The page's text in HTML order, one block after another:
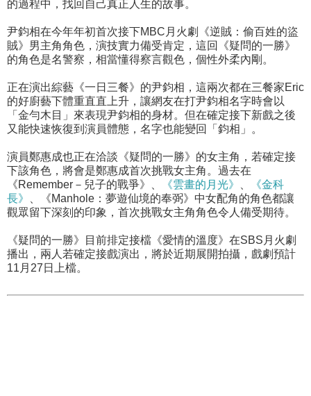
的過程中，找回自己真正人生的故事。
尹鈞相在今年年初首次接下MBC月火劇《逆賊：偷百姓的盜
賊》男主角角色，演技實力備受肯定，這回《疑問的一勝》
的角色是名警察，相當懂得察言觀色，個性外柔內剛。
正在演出綜藝《一日三餐》的尹鈞相，這兩次都在三餐家Eric
的好廚藝下體重直直上升，讓網友在打尹鈞相名字時會以
「金勻木目」來表現尹鈞相的身材。但在確定接下新戲之後
又能快速恢復到演員體態，名字也能變回「鈞相」。
演員鄭惠成也正在洽談《疑問的一勝》的女主角，若確定接
下該角色，將會是鄭惠成首次挑戰女主角。過去在
《Remember－兒子的戰爭》、
《雲畫的月光》
《金科
長》
、《Manhole：夢遊仙境的奉弼》中女配角的角色都讓
觀眾留下深刻的印象，首次挑戰女主角角色令人備受期待。
《疑問的一勝》目前排定接檔《愛情的溫度》在SBS月火劇
播出，兩人若確定接戲演出，將於近期展開拍攝，戲劇預計
11月27日上檔。